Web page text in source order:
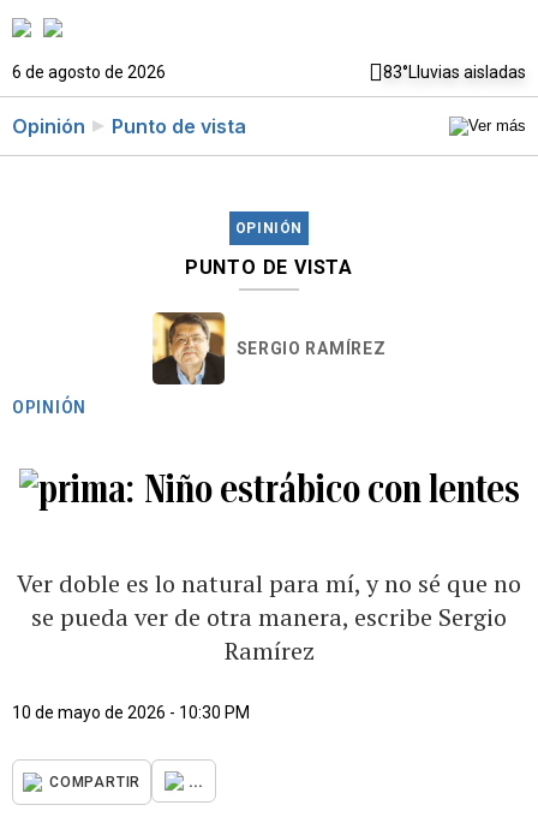
6 de agosto de 2026 83°Lluvias aisladas
Opinión Punto de vista
OPINIÓN
PUNTO DE VISTA
SERGIO RAMÍREZ
OPINIÓN
Niño estrábico con lentes
Ver doble es lo natural para mí, y no sé que no
se pueda ver de otra manera, escribe Sergio
Ramírez
10 de mayo de 2026 - 10:30 PM
COMPARTIR ...